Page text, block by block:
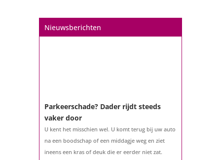
Nieuwsberichten
Parkeerschade? Dader rijdt steeds
vaker door
U kent het misschien wel. U komt terug bij uw auto
na een boodschap of een middagje weg en ziet
ineens een kras of deuk die er eerder niet zat.